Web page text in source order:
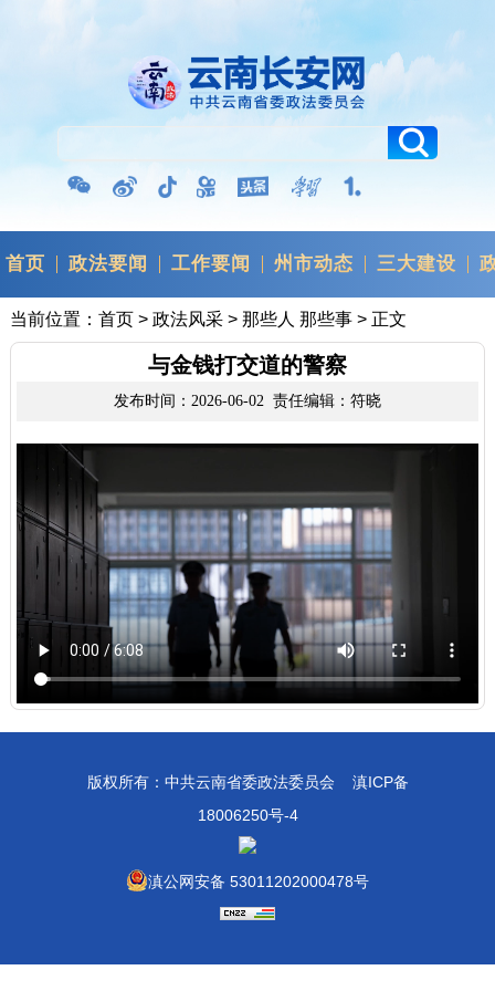
首页 政法要闻 工作要闻 州市动态 三大建设
当前位置： 首页> 政法风采> 那些人 那些事> 正文
与金钱打交道的警察
发布时间：2026-06-02 责任编辑：符晓
版权所有：中共云南省委政法委员会 滇ICP备
18006250号-4
滇公网安备 53011202000478号